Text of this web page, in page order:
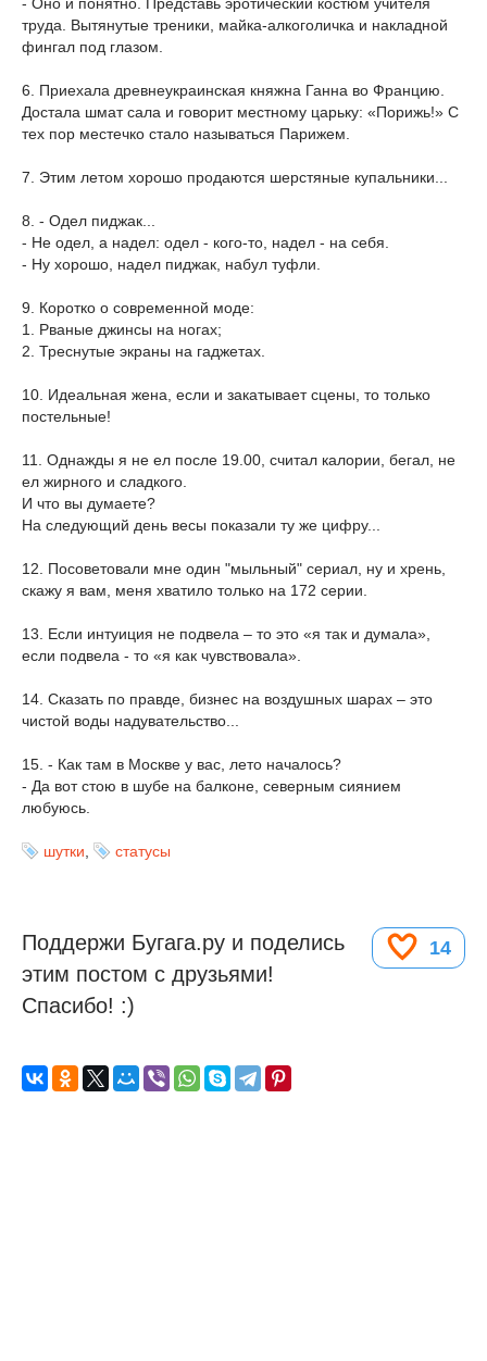
труда. Вытянутые треники, майка-алкоголичка и накладной
фингал под глазом.
6. Приехала древнеукраинская княжна Ганна во Францию.
Достала шмат сала и говорит местному царьку: «Порижь!» С
тех пор местечко стало называться Парижем.
7. Этим летом хорошо продаются шерстяные купальники...
8. - Одел пиджак...
- Не одел, а надел: одел - кого-то, надел - на себя.
- Ну хорошо, надел пиджак, набул туфли.
9. Коротко о современной моде:
1. Рваные джинсы на ногах;
2. Треснутые экраны на гаджетах.
10. Идеальная жена, если и закатывает сцены, то только
постельные!
11. Однажды я не ел после 19.00, считал калории, бегал, не
ел жирного и сладкого.
И что вы думаете?
На следующий день весы показали ту же цифру...
12. Посоветовали мне один "мыльный" сериал, ну и хрень,
скажу я вам, меня хватило только на 172 серии.
13. Если интуиция не подвела – то это «я так и думала»,
если подвела - то «я как чувствовала».
14. Сказать по правде, бизнес на воздушных шарах – это
чистой воды надувательство...
15. - Как там в Москве у вас, лето началось?
- Да вот стою в шубе на балконе, северным сиянием
любуюсь.
шутки статусы
14
Поддержи Бугага.ру и поделись
этим постом с друзьями!
Спасибо! :)